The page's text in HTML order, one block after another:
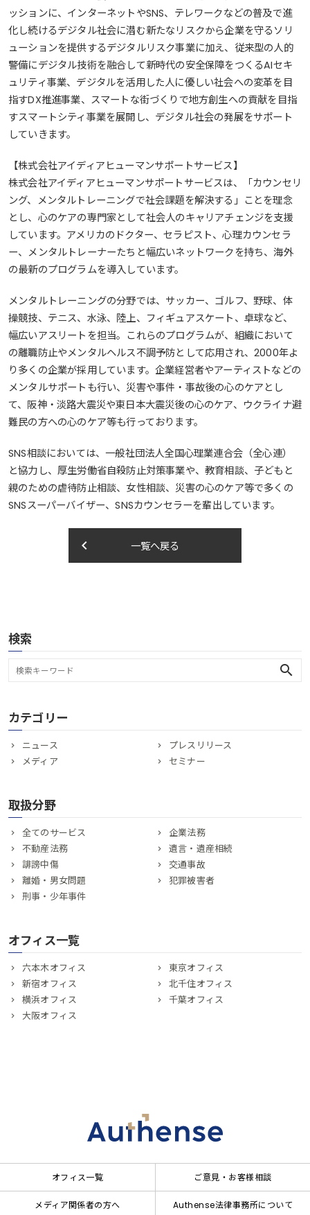
ッションに、インターネットやSNS、テレワークなどの普及で進
化し続けるデジタル社会に潜む新たなリスクから企業を守るソリ
ューションを提供するデジタルリスク事業に加え、従来型の人的
警備にデジタル技術を融合して新時代の安全保障をつくるAIセキ
ュリティ事業、デジタルを活用した人に優しい社会への変革を目
指すDX推進事業、スマートな街づくりで地方創生への貢献を目指
すスマートシティ事業を展開し、デジタル社会の発展をサポート
していきます。
【株式会社アイディアヒューマンサポートサービス】
株式会社アイディアヒューマンサポートサービスは、「カウンセリ
ング、メンタルトレーニングで社会課題を解決する」ことを理念
とし、心のケアの専門家として社会人のキャリアチェンジを支援
しています。アメリカのドクター、セラピスト、心理カウンセラ
ー、メンタルトレーナーたちと幅広いネットワークを持ち、海外
の最新のプログラムを導入しています。
メンタルトレーニングの分野では、サッカー、ゴルフ、野球、体
操競技、テニス、水泳、陸上、フィギュアスケート、卓球など、
幅広いアスリートを担当。これらのプログラムが、組織において
の離職防止やメンタルヘルス不調予防として応用され、2000年よ
り多くの企業が採用しています。企業経営者やアーティストなどの
メンタルサポートも行い、災害や事件・事故後の心のケアとし
て、阪神・淡路大震災や東日本大震災後の心のケア、ウクライナ避
難民の方への心のケア等も行っております。
SNS相談においては、一般社団法人全国心理業連合会（全心連）
と協力し、厚生労働省自殺防止対策事業や、教育相談、子どもと
親のための虐待防止相談、女性相談、災害の心のケア等で多くの
SNSスーパーバイザー、SNSカウンセラーを輩出しています。
一覧へ戻る
keyboard_arrow_left
検索
search
カテゴリー
ニュース
プレスリリース
メディア
セミナー
取扱分野
全てのサービス
企業法務
不動産法務
遺言・遺産相続
誹謗中傷
交通事故
離婚・男女問題
犯罪被害者
刑事・少年事件
オフィス一覧
六本木オフィス
東京オフィス
新宿オフィス
北千住オフィス
横浜オフィス
千葉オフィス
大阪オフィス
オフィス一覧 ご意見・お客様相談
メディア関係者の方へ Authense法律事務所について